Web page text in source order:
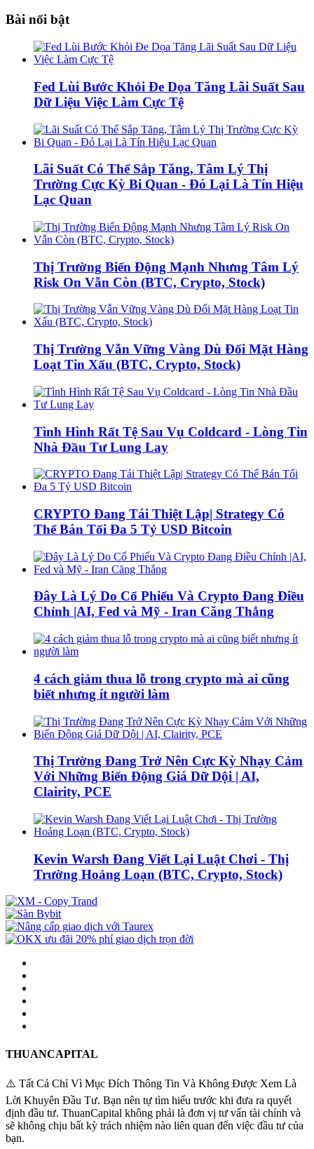
Bài nổi bật
Fed Lùi Bước Khỏi Đe Dọa Tăng Lãi Suất Sau
Dữ Liệu Việc Làm Cực Tệ
Lãi Suất Có Thể Sắp Tăng, Tâm Lý Thị
Trường Cực Kỳ Bi Quan - Đó Lại Là Tín Hiệu
Lạc Quan
Thị Trường Biến Động Mạnh Nhưng Tâm Lý
Risk On Vẫn Còn (BTC, Crypto, Stock)
Thị Trường Vẫn Vững Vàng Dù Đối Mặt Hàng
Loạt Tin Xấu (BTC, Crypto, Stock)
Tình Hình Rất Tệ Sau Vụ Coldcard - Lòng Tin
Nhà Đầu Tư Lung Lay
CRYPTO Đang Tái Thiệt Lập| Strategy Có
Thể Bán Tối Đa 5 Tỷ USD Bitcoin
Đây Là Lý Do Cổ Phiếu Và Crypto Đang Điều
Chỉnh |AI, Fed và Mỹ - Iran Căng Thẳng
4 cách giảm thua lỗ trong crypto mà ai cũng
biết nhưng ít người làm
Thị Trường Đang Trở Nên Cực Kỳ Nhạy Cảm
Với Những Biến Động Giá Dữ Dội | AI,
Clairity, PCE
Kevin Warsh Đang Viết Lại Luật Chơi - Thị
Trường Hoảng Loạn (BTC, Crypto, Stock)
THUANCAPITAL
⚠️ Tất Cả Chỉ Vì Mục Đích Thông Tin Và Không Được Xem Là
Lời Khuyên Đầu Tư. Bạn nên tự tìm hiểu trước khi đưa ra quyết
định đầu tư. ThuanCapital không phải là đơn vị tư vấn tài chính và
sẽ không chịu bất kỳ trách nhiệm nào liên quan đến việc đầu tư của
bạn.